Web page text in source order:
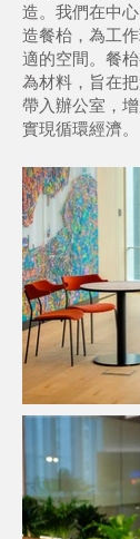
造。我們在中
造餐枱，為工
適的空間。餐
為材料，旨在
帶入辦公室，
實現循環經濟。